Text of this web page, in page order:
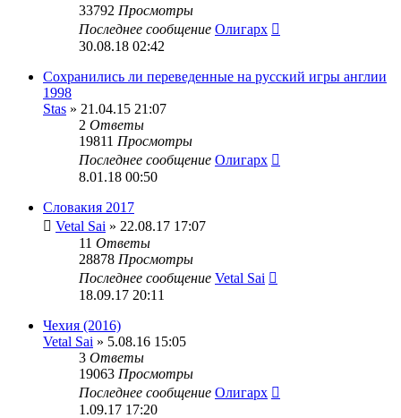
33792 Просмотры
Последнее сообщение Олигарх
30.08.18 02:42
Сохранились ли переведенные на русский игры англии
1998
Stas » 21.04.15 21:07
2 Ответы
19811 Просмотры
Последнее сообщение Олигарх
8.01.18 00:50
Словакия 2017
Vetal Sai » 22.08.17 17:07
11 Ответы
28878 Просмотры
Последнее сообщение Vetal Sai
18.09.17 20:11
Чехия (2016)
Vetal Sai » 5.08.16 15:05
3 Ответы
19063 Просмотры
Последнее сообщение Олигарх
1.09.17 17:20